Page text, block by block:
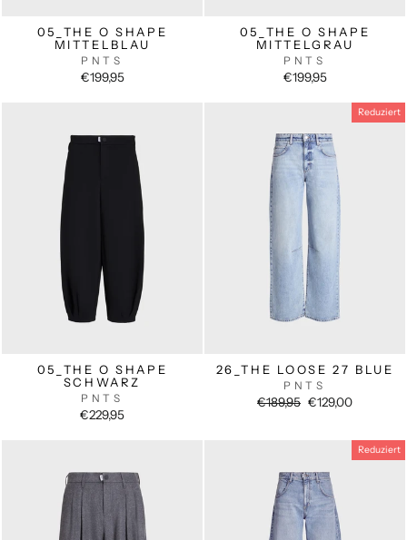
05_THE O SHAPE
MITTELBLAU
PNTS
€199,95
05_THE O SHAPE
MITTELGRAU
PNTS
€199,95
05_THE O SHAPE
SCHWARZ
PNTS
€229,95
Reduziert
26_THE LOOSE 27 BLUE
PNTS
Normaler
€189,95 Sonderpreis
€129,00
Reduziert